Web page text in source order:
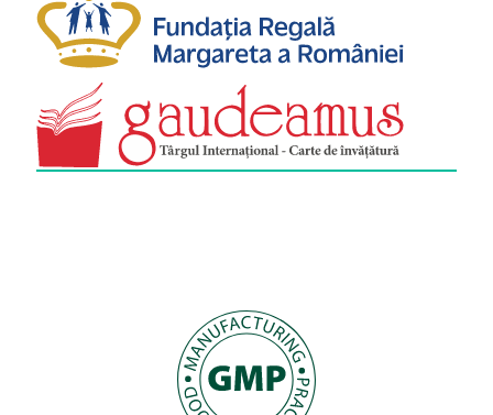
Ce rol are Cromul în metabolismul glucozei?
Ce este L-Carnitina și ce legătură are cu
metabolismul?
Cum putem susține metabolismul în mod natural?
Există suplimente care accelerează metabolismul
și arderea grăsimilor?
Care este legătura dintre metabolism și greutatea